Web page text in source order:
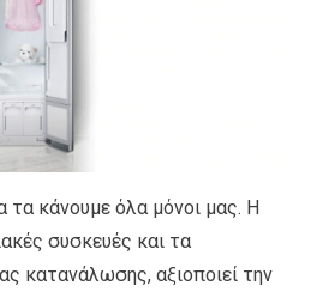
τα κάνουμε όλα μόνοι μας. Η
συσκευές και τα
κατανάλωσης, αξιοποιεί την